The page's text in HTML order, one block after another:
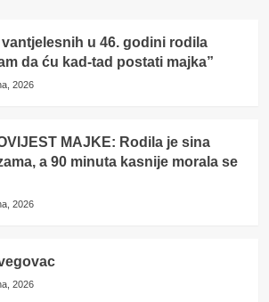
vantjelesnih u 46. godini rodila
da ću kad-tad postati majka”
2026
MAJKE: Rodila je sina
a 90 minuta kasnije morala se
2026
2026